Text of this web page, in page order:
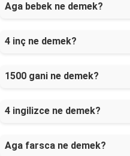
Aga bebek ne demek?
4 inç ne demek?
1500 gani ne demek?
4 ingilizce ne demek?
Aga farsca ne demek?